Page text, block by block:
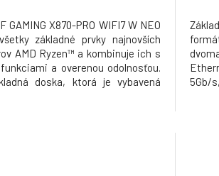
GAMING X870-PRO WIFI7 W NEO
základné prvky najnovších
AMD Ryzen™ a kombinuje ich s
a overenou odolnosťou.
doska, ktorá je vybavená
5Gb/